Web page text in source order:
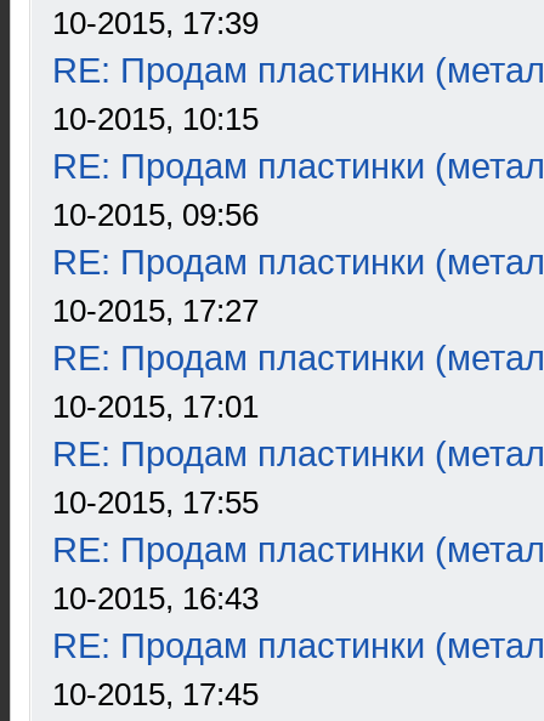
10-2015, 17:39
RE: Продам пластинки
10-2015, 10:15
RE: Продам пластинки
10-2015, 09:56
RE: Продам пластинки
10-2015, 17:27
RE: Продам пластинки
10-2015, 17:01
RE: Продам пластинки
10-2015, 17:55
RE: Продам пластинки
10-2015, 16:43
RE: Продам пластинки
10-2015, 17:45